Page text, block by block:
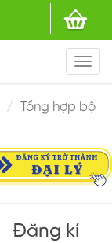
Tổng hợp bộ
Đăng kí